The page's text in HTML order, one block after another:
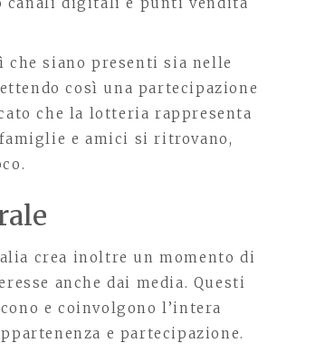
siano presenti sia nelle
così una partecipazione
che la lotteria rappresenta
e amici si ritrovano,
crea inoltre un momento di
anche dai media. Questi
e coinvolgono l’intera
e partecipazione.